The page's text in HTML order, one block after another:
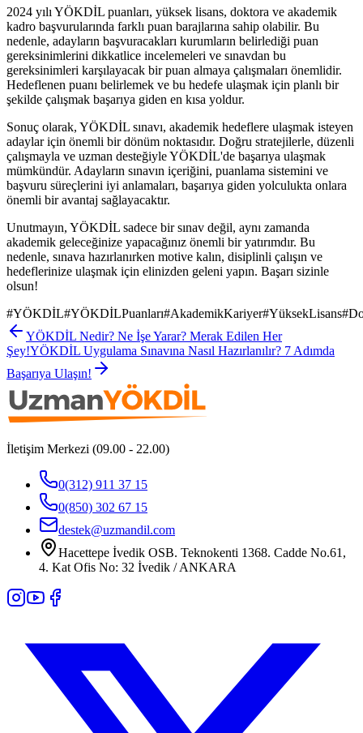
2024 yılı YÖKDİL puanları, yüksek lisans, doktora ve akademik
kadro başvurularında farklı puan barajlarına sahip olabilir. Bu
nedenle, adayların başvuracakları kurumların belirlediği puan
gereksinimlerini dikkatlice incelemeleri ve sınavdan bu
gereksinimleri karşılayacak bir puan almaya çalışmaları önemlidir.
Hedeflenen puanı belirlemek ve bu hedefe ulaşmak için planlı bir
şekilde çalışmak başarıya giden en kısa yoldur.
Sonuç olarak, YÖKDİL sınavı, akademik hedeflere ulaşmak isteyen
adaylar için önemli bir dönüm noktasıdır. Doğru stratejilerle, düzenli
çalışmayla ve uzman desteğiyle YÖKDİL'de başarıya ulaşmak
mümkündür. Adayların sınavın içeriğini, puanlama sistemini ve
başvuru süreçlerini iyi anlamaları, başarıya giden yolculukta onlara
önemli bir avantaj sağlayacaktır.
Unutmayın, YÖKDİL sadece bir sınav değil, aynı zamanda
akademik geleceğinize yapacağınız önemli bir yatırımdır. Bu
nedenle, sınava hazırlanırken motive kalın, disiplinli çalışın ve
hedeflerinize ulaşmak için elinizden geleni yapın. Başarı sizinle
olsun!
#YÖKDİL#YÖKDİLPuanları#AkademikKariyer#YüksekLisans#
YÖKDİL Nedir? Ne İşe Yarar? Merak Edilen Her
Şey!YÖKDİL Uygulama Sınavına Nasıl Hazırlanılır? 7 Adımda
Başarıya Ulaşın!
İletişim Merkezi (09.00 - 22.00)
0(312) 911 37 15
0(850) 302 67 15
destek@uzmandil.com
Hacettepe İvedik OSB. Teknokenti 1368. Cadde No.61,
4. Kat Ofis No: 32 İvedik / ANKARA